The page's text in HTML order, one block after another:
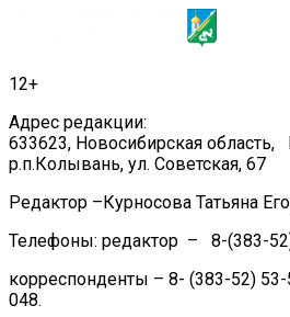
12+
Адрес редакции:
633623, Новосибирская
р.п.Колывань, ул. Советская, 67
Редактор –Курносова Татьяна
Телефоны: редактор – 8-(383-
корреспонденты – 8- (383-52)
048.